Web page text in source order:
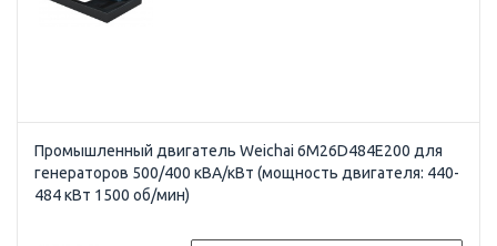
Промышленный двигатель Weichai 6M26D484E200 для
генераторов 500/400 кВА/кВт (мощность двигателя: 440-
484 кВт 1500 об/мин)